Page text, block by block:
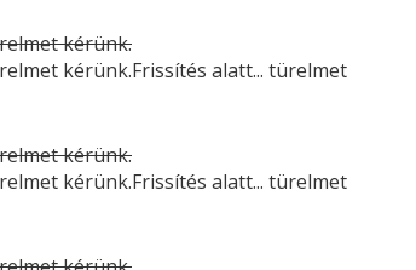
kérünk.
kérünk.Frissítés alatt... türelmet
kérünk.
kérünk.Frissítés alatt... türelmet